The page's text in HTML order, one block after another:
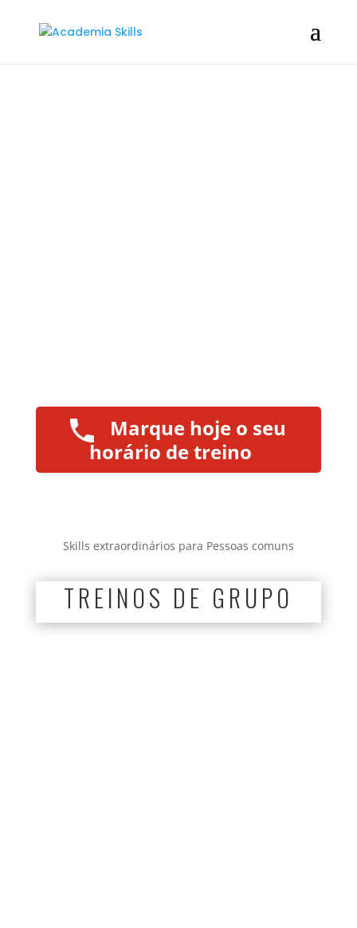
Marque hoje o seu
horário de treino
Skills extraordinários para Pessoas comuns
TREINOS DE GRUPO